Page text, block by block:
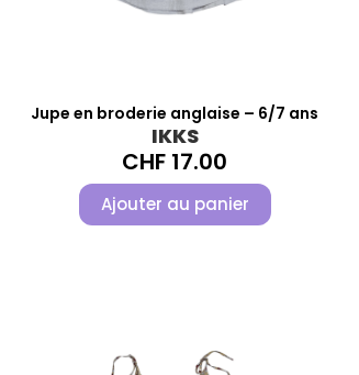
Jupe en broderie anglaise – 6/7 ans
IKKS
CHF 17.00
Ajouter au panier